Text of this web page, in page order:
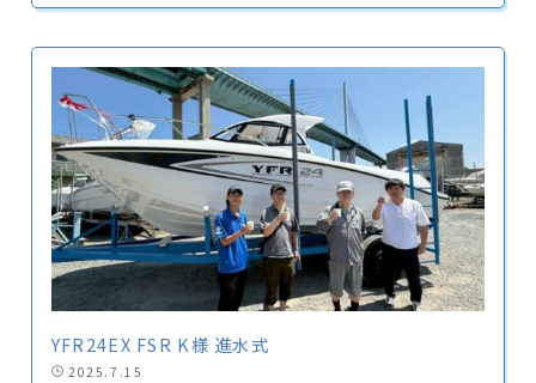
YFR24EX FSR K様 進水式
2025.7.15